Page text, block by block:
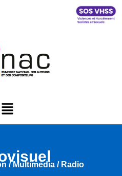
/ Multimédia / Radio